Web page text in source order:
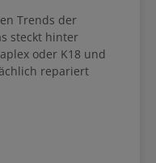
Trends der
steckt hinter
oder K18 und
repariert